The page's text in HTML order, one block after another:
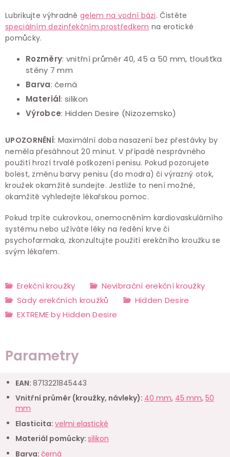
Lubrikujte výhradněgelem na vodní bázi. Čistěte
speciálním dezinfekčním prostředkem na erotické
pomůcky.
Rozměry: vnitřní průměr 40, 45 a 50 mm, tloušťka
stěny 7 mm
Barva: černá
Materiál: silikon
Výrobce: Hidden Desire (Nizozemsko)
UPOZORNĚNÍ: Maximální doba nasazení bez přestávky by
neměla přesáhnout20 minut. V případě nesprávného
použití hrozí trvalé poškození penisu. Pokud pozorujete
bolest, změnu barvy penisu (do modra) či výrazný otok,
kroužek okamžitě sundejte. Jestliže to není možné,
okamžitě vyhledejte lékařskou pomoc.
Pokud trpíte cukrovkou, onemocněním kardiovaskulárního
systému nebo užíváte léky na ředění krve či
psychofarmaka, zkonzultujte použití erekčního kroužku se
svým lékařem.
Erekční kroužky
Nevibrační erekční kroužky
Sady erekčních kroužků
Hidden Desire
EXTREME by Hidden Desire
Parametry
EAN: 8713221845443
Vnitřní průměr (kroužky, návleky): 40 mm, 45 mm, 50
mm
Elasticita: velmi elastické
Materiál pomůcky: silikon
Barva: černá